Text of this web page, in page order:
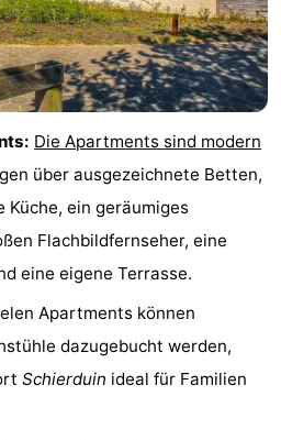
Die Apartments sind modern
über ausgezeichnete Betten,
ein geräumiges
Flachbildfernseher, eine
eine eigene Terrasse.
Apartments können
dazugebucht werden,
Schierduin ideal für Familien